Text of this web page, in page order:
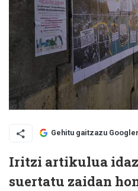
Gehitu gaitzazu
Iritzi artikulua
suertatu zaidan